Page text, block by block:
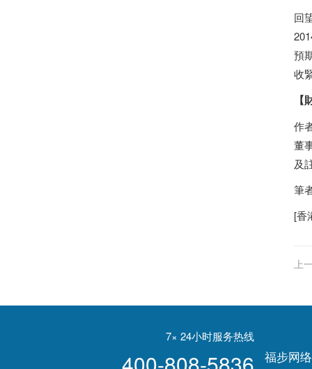
回
預
收
【
作
董
及
筆
[香
上
7× 24小时服务热线
福步网